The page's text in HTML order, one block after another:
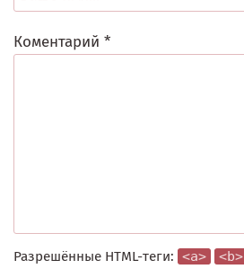
Коментарий *
Разрешённые HTML-теги: <a> <b>